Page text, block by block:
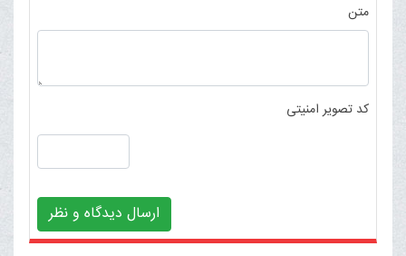
متن
کد تصویر امنیتی
ارسال دیدگاه و نظر